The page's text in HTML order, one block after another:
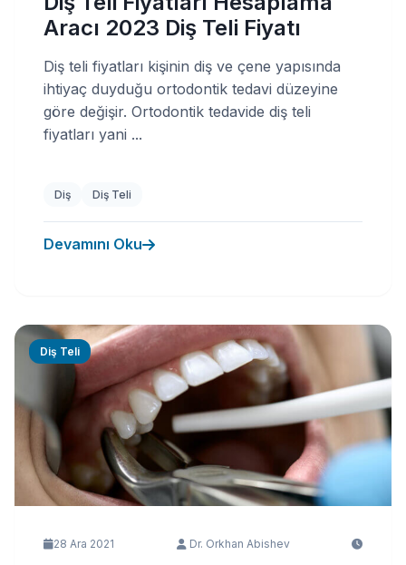
Aracı 2023 Diş Teli Fiyatı
Diş teli fiyatları kişinin diş ve çene yapısında
ihtiyaç duyduğu ortodontik tedavi düzeyine
göre değişir. Ortodontik tedavide diş teli
fiyatları yani ...
Diş Diş Teli
Devamını Oku
Diş Teli
28 Ara 2021 Dr. Orkhan Abishev